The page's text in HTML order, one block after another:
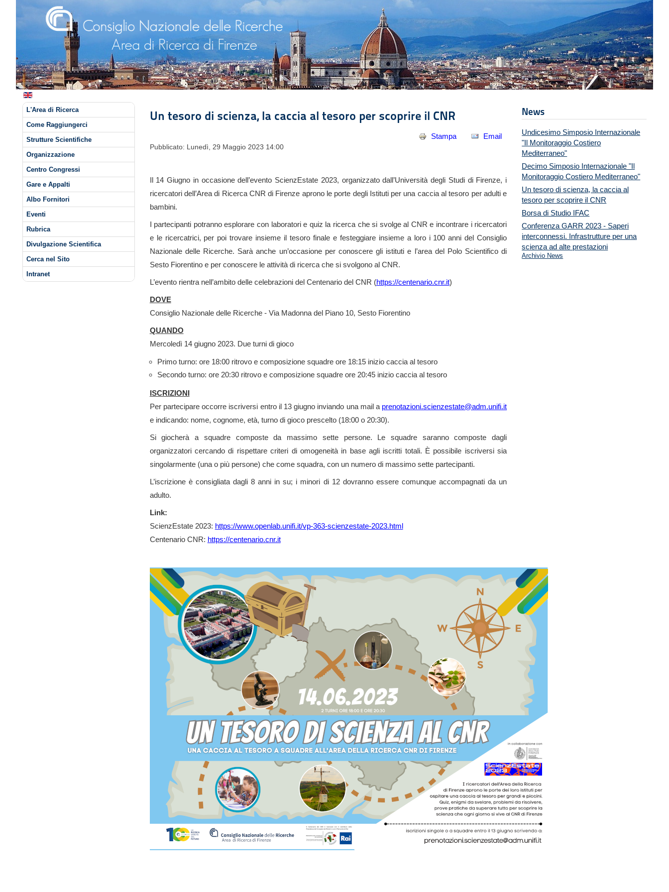
L'Area di Ricerca
Come Raggiungerci
Strutture Scientifiche
Organizzazione
Centro Congressi
Gare e Appalti
Albo Fornitori
Eventi
Rubrica
Divulgazione Scientifica
Cerca nel Sito
Intranet
Un tesoro di scienza, la caccia al tesoro per scoprire il CNR
Stampa Email
Pubblicato: Lunedì, 29 Maggio 2023 14:00
Il 14 Giugno in occasione dell’evento ScienzEstate 2023, organizzato dall’Università degli Studi di Firenze, i
ricercatori dell’Area di Ricerca CNR di Firenze aprono le porte degli Istituti per una caccia al tesoro per adulti e
bambini.
I partecipanti potranno esplorare con laboratori e quiz la ricerca che si svolge al CNR e incontrare i ricercatori
e le ricercatrici, per poi trovare insieme il tesoro finale e festeggiare insieme a loro i 100 anni del Consiglio
Nazionale delle Ricerche. Sarà anche un’occasione per conoscere gli istituti e l’area del Polo Scientifico di
Sesto Fiorentino e per conoscere le attività di ricerca che si svolgono al CNR.
L’evento rientra nell’ambito delle celebrazioni del Centenario del CNR (https://centenario.cnr.it)
DOVE
Consiglio Nazionale delle Ricerche - Via Madonna del Piano 10, Sesto Fiorentino
QUANDO
Mercoledì 14 giugno 2023. Due turni di gioco
Primo turno: ore 18:00 ritrovo e composizione squadre ore 18:15 inizio caccia al tesoro
Secondo turno: ore 20:30 ritrovo e composizione squadre ore 20:45 inizio caccia al tesoro
ISCRIZIONI
Per partecipare occorre iscriversi entro il 13 giugno inviando una mail a prenotazioni.scienzestate@adm.unifi.it
e indicando: nome, cognome, età, turno di gioco prescelto (18:00 o 20:30).
Si giocherà a squadre composte da massimo sette persone. Le squadre saranno composte dagli
organizzatori cercando di rispettare criteri di omogeneità in base agli iscritti totali. È possibile iscriversi sia
singolarmente (una o più persone) che come squadra, con un numero di massimo sette partecipanti.
L’iscrizione è consigliata dagli 8 anni in su; i minori di 12 dovranno essere comunque accompagnati da un
adulto.
Link:
ScienzEstate 2023: https://www.openlab.unifi.it/vp-363-scienzestate-2023.html
Centenario CNR: https://centenario.cnr.it
News
Undicesimo Simposio Internazionale
"Il Monitoraggio Costiero
Mediterraneo"
Decimo Simposio Internazionale "Il
Monitoraggio Costiero Mediterraneo"
Un tesoro di scienza, la caccia al
tesoro per scoprire il CNR
Borsa di Studio IFAC
Conferenza GARR 2023 - Saperi
interconnessi. Infrastrutture per una
scienza ad alte prestazioni
Archivio News